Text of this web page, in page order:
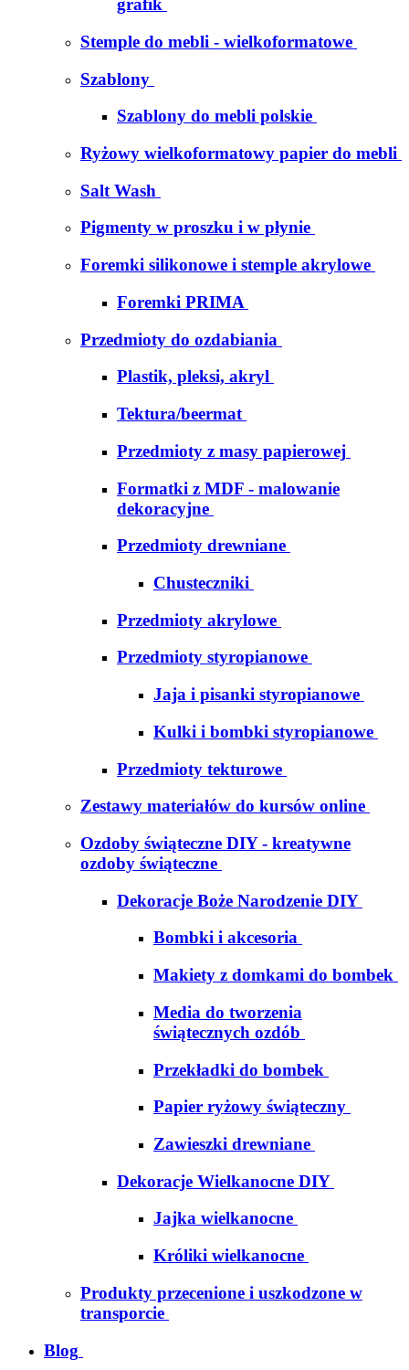
grafik
Stemple do mebli - wielkoformatowe
Szablony
Szablony do mebli polskie
Ryżowy wielkoformatowy papier do mebli
Salt Wash
Pigmenty w proszku i w płynie
Foremki silikonowe i stemple akrylowe
Foremki PRIMA
Przedmioty do ozdabiania
Plastik, pleksi, akryl
Tektura/beermat
Przedmioty z masy papierowej
Formatki z MDF - malowanie
dekoracyjne
Przedmioty drewniane
Chusteczniki
Przedmioty akrylowe
Przedmioty styropianowe
Jaja i pisanki styropianowe
Kulki i bombki styropianowe
Przedmioty tekturowe
Zestawy materiałów do kursów online
Ozdoby świąteczne DIY - kreatywne
ozdoby świąteczne
Dekoracje Boże Narodzenie DIY
Bombki i akcesoria
Makiety z domkami do bombek
Media do tworzenia
świątecznych ozdób
Przekładki do bombek
Papier ryżowy świąteczny
Zawieszki drewniane
Dekoracje Wielkanocne DIY
Jajka wielkanocne
Króliki wielkanocne
Produkty przecenione i uszkodzone w
transporcie
Blog